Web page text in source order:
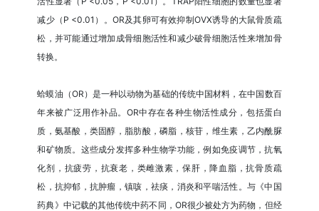
减少（P <0.01）。OR及其卵可有效抑制OVX诱导的大鼠骨质疏
松，并可能通过增加成骨细胞活性和减少破骨细胞活性来增加骨
转换。
蛤蟆油（OR）是一种以动物为基础的传统中国材料，在中国数百
年来被广泛用作补品。OR中存在各种生物活性成分，包括蛋白
质，氨基酸，类固醇，脂肪酸，磷脂，核苷，维生素，乙内酰脲
和矿物质。这些成分发挥多种生物学功能，例如免疫调节，抗氧
化剂，抗疲劳，抗衰老，类雌激素，保肝，降血脂，抗骨质疏
松，抗抑郁，抗肿瘤，镇咳，祛痰，消炎和平喘活性。与《中国
药典》中记载的其他传统中药不同，OR很少被处方为药物，但经